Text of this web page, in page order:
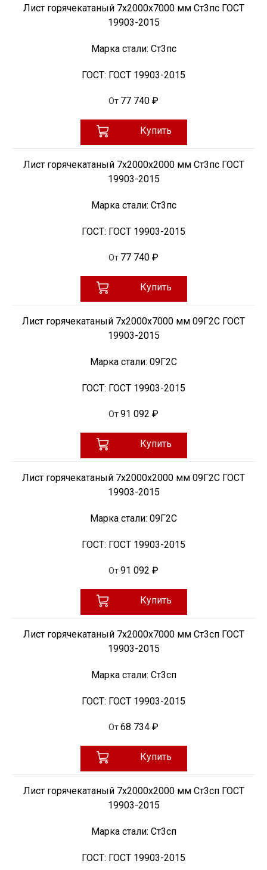
Лист горячекатаный 7х2000х7000 мм Ст3пс ГОСТ
19903-2015
Марка стали: Ст3пс
ГОСТ: ГОСТ 19903-2015
От 77 740 ₽
Купить
Лист горячекатаный 7х2000х2000 мм Ст3пс ГОСТ
19903-2015
Марка стали: Ст3пс
ГОСТ: ГОСТ 19903-2015
От 77 740 ₽
Купить
Лист горячекатаный 7х2000х7000 мм 09Г2С ГОСТ
19903-2015
Марка стали: 09Г2С
ГОСТ: ГОСТ 19903-2015
От91 092 ₽
Купить
Лист горячекатаный 7х2000х2000 мм 09Г2С ГОСТ
19903-2015
Марка стали: 09Г2С
ГОСТ: ГОСТ 19903-2015
От91 092 ₽
Купить
Лист горячекатаный 7х2000х7000 мм Ст3сп ГОСТ
19903-2015
Марка стали: Ст3сп
ГОСТ: ГОСТ 19903-2015
От68 734 ₽
Купить
Лист горячекатаный 7х2000х2000 мм Ст3сп ГОСТ
19903-2015
Марка стали: Ст3сп
ГОСТ: ГОСТ 19903-2015